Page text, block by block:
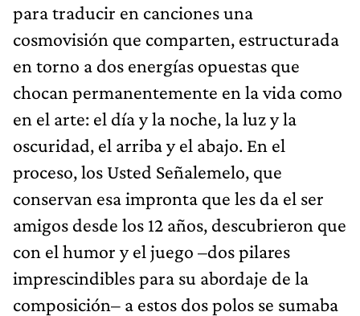
para traducir en canciones una
cosmovisión que comparten, estructurada
en torno a dos energías opuestas que
chocan permanentemente en la vida como
en el arte: el día y la noche, la luz y la
oscuridad, el arriba y el abajo. En el
proceso, los Usted Señalemelo, que
conservan esa impronta que les da el ser
amigos desde los 12 años, descubrieron que
con el humor y el juego –dos pilares
imprescindibles para su abordaje de la
composición– a estos dos polos se sumaba